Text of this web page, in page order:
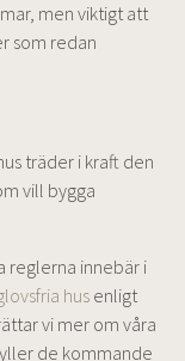
men viktigt att
som redan
träder i kraft den
vill bygga
reglerna innebär i
hus enligt
vi mer om våra
de kommande